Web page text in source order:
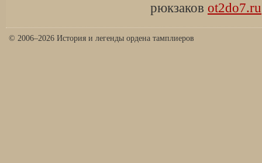
рюкзаков ot2do7.ru
© 2006–2026 История и легенды ордена тамплиеров